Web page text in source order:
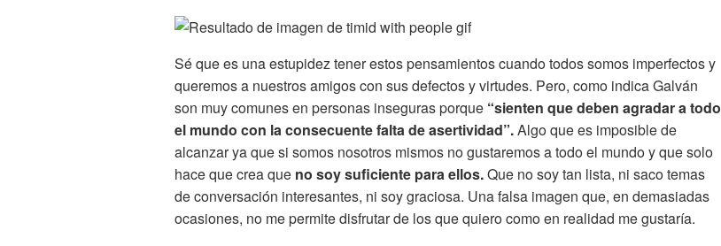
Sé que es una estupidez tener estos pensamientos cuando todos somos imperfectos y
queremos a nuestros amigos con sus defectos y virtudes. Pero, como indica Galván
son muy comunes en personas inseguras porque “sienten que deben agradar a todo
el mundo con la consecuente falta de asertividad”.Algo que es imposible de
alcanzar ya que si somos nosotros mismos no gustaremos a todo el mundo y que solo
hace que crea que no soy suficiente para ellos.Que no soy tan lista, ni saco temas
de conversación interesantes, ni soy graciosa. Una falsa imagen que, en demasiadas
ocasiones, no me permite disfrutar de los que quiero como en realidad me gustaría.